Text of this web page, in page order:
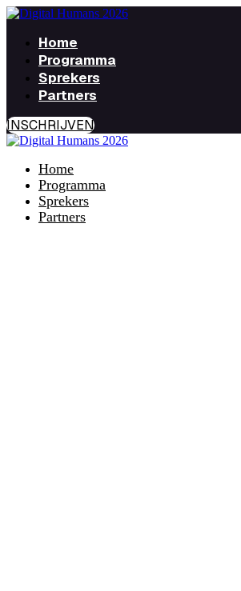
Home
Programma
Sprekers
Partners
INSCHRIJVEN
Home
Programma
Sprekers
Partners